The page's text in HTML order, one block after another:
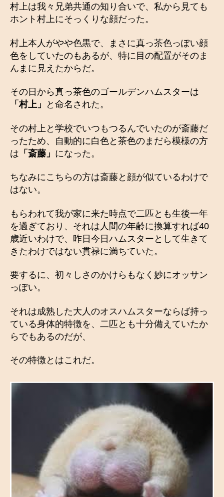
村上は我々兄弟共通の知り合いで、私から見ても
ホント村上にそっくりな顔だった。
村上本人がやや色黒で、まさに真っ茶色っぽい顔
色をしていたのもあるが、特に目の配置がそのま
んまに見えたからだ。
その日から真っ茶色のゴールデンハムスターは
「村上」
と命名された。
その村上と学校でいつもつるんでいたのが斎藤だ
ったため、自動的に白色と茶色のまだら模様の方
は 「斎藤」 になった。
ちなみにこちらの方は斎藤と顔が似ているわけで
はない。
もらわれて我が家に来た時点で二匹とも生後一年
を過ぎており、それは人間の年齢に換算すれば40
歳近いわけで、昨日今日ハムスターとして生きて
きたわけではない貫禄に満ちていた。
要するに、初々しさのかけらもなく妙にオッサン
っぽい。
それは成熟した大人のオスハムスターならば持っ
ている身体的特徴を、二匹とも十分備えていたか
らでもあるのだが、
その特徴とはこれだ。